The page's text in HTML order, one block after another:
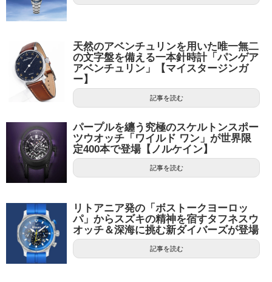
天然のアベンチュリンを用いた唯一無二
の文字盤を備える一本針時計「パンゲア
アベンチュリン」【マイスタージンガ
ー】
記事を読む
パープルを纏う究極のスケルトンスポー
ツウオッチ「ワイルド ワン」が世界限
定400本で登場【ノルケイン】
記事を読む
リトアニア発の「ボストークヨーロッ
パ」からスズキの精神を宿すタフネスウ
オッチ＆深海に挑む新ダイバーズが登場
記事を読む